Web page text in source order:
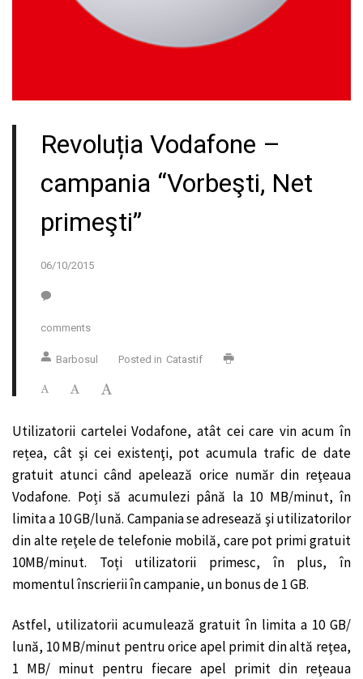
Revoluția Vodafone –
campania “Vorbeşti, Net
primeşti”
06/10/2015
comments
Barbosul Posted in Catastif
Utilizatorii cartelei Vodafone, atât cei care vin acum în
rețea, cât şi cei existenţi, pot acumula trafic de date
gratuit atunci când apelează orice număr din reţeaua
Vodafone. Poți să acumulezi până la 10 MB/minut, în
limita a 10 GB/lună. Campania se adresează şi utilizatorilor
din alte reţele de telefonie mobilă, care pot primi gratuit
10MB/minut. Toți utilizatorii primesc, în plus, în
momentul înscrierii în campanie, un bonus de 1 GB.
Astfel, utilizatorii acumulează gratuit în limita a 10 GB/
lună, 10 MB/minut pentru orice apel primit din altă reţea,
1 MB/ minut pentru fiecare apel primit din reţeaua